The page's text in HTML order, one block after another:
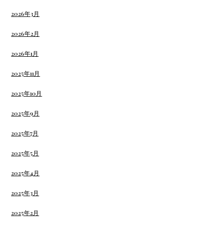
2026年3月
2026年2月
2026年1月
2025年11月
2025年10月
2025年9月
2025年7月
2025年5月
2025年4月
2025年3月
2025年2月